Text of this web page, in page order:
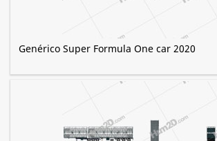
Genérico Super Formula One car 2020